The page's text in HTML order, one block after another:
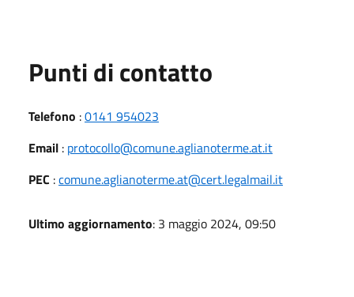
Punti di contatto
Telefono :0141 954023
Email : protocollo@comune.aglianoterme.at.it
PEC :comune.aglianoterme.at@cert.legalmail.it
Ultimo aggiornamento: 3 maggio 2024, 09:50